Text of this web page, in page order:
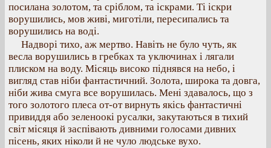
посилана золотом, та сріблом, та іскрами. Ті іскри
ворушились, мов живі, миготіли, пересипались та
ворушились на воді.
Надворі тихо, аж мертво. Навіть не було чуть, як
весла ворушились в гребках та уключинах і лягали
плиском на воду. Місяць високо піднявся на небо, і
вигляд став ніби фантастичний. Золота, широка та довга,
ніби жива смуга все ворушилась. Мені здавалось, що з
того золотого плеса от-от вирнуть якісь фантастичні
привиддя або зеленоокі русалки, закутаються в тихий
світ місяця й заспівають дивними голосами дивних
пісень, яких ніколи й не чуло людське вухо.